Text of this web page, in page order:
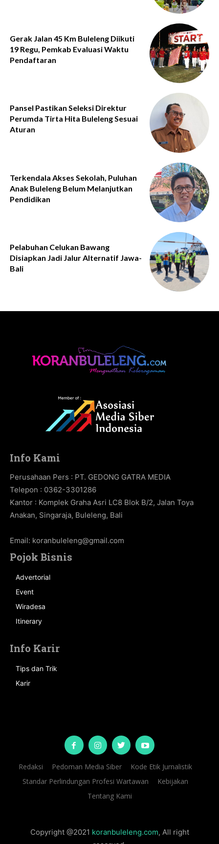
Gerak Jalan 45 Km Buleleng Diikuti
19 Regu, Pemkab Evaluasi Waktu
Pendaftaran
Pansel Pastikan Seleksi Direktur
Perumda Tirta Hita Buleleng Sesuai
Aturan
Terkendala Akses Sekolah, Puluhan
Anak Buleleng Belum Melanjutkan
Pendidikan
Pelabuhan Celukan Bawang
Disiapkan Jadi Jalur Alternatif Jawa-
Bali
Info Kami
Perusahaan Pers : PT. GEDONG GATRA MEDIA
Telepon : 0362-3301286
Kantor : Komplek Graha Asri LC8 Blok B/2, Jalan Toya
Anakan, Singaraja, Buleleng, Bali
Email: koranbuleleng@gmail.com
Pojok Bisnis
Advertorial
Event
Wiradesa
Itinerary
Info Karir
Tips dan Trik
Karir
Redaksi Pedoman Media Siber
Kode Etik Jurnalistik
Standar Perlindungan Profesi Wartawan
Kebijakan
Tentang Kami
Copyright @2021 koranbuleleng.com, All right